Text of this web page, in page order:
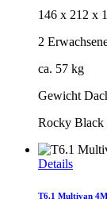
146 x 212 x
2
ca. 57 kg
Gewicht
Rocky Black
Details
T6.1 Multivan